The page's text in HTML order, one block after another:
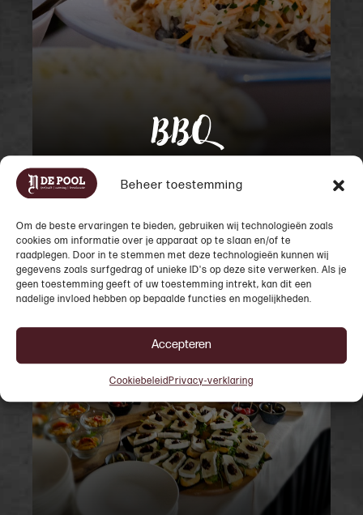
Beheer toestemming
Om de beste ervaringen te bieden, gebruiken wij technologieën zoals
cookies om informatie over je apparaat op te slaan en/of te
raadplegen. Door in te stemmen met deze technologieën kunnen wij
gegevens zoals surfgedrag of unieke ID's op deze site verwerken. Als je
geen toestemming geeft of uw toestemming intrekt, kan dit een
nadelige invloed hebben op bepaalde functies en mogelijkheden.
Accepteren
Cookiebeleid Privacy-verklaring
BBQ
MEER INFO
Buffet
Geniet op onze locatie voor
opties.
MEER INFO